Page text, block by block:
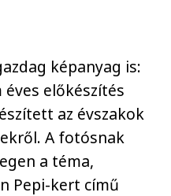
képanyag is:
éves előkészítés
az évszakok
A fotósnak
a téma,
Pepi-kert című